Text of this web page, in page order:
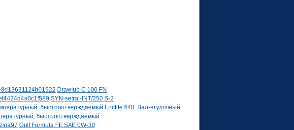
Drawlub C 100 FN
SYN-setral-INT/250 S-2
Loctite 648. Вал-втулочный
быстроотверждаемый
Gulf Formula FE SAE 0W-30